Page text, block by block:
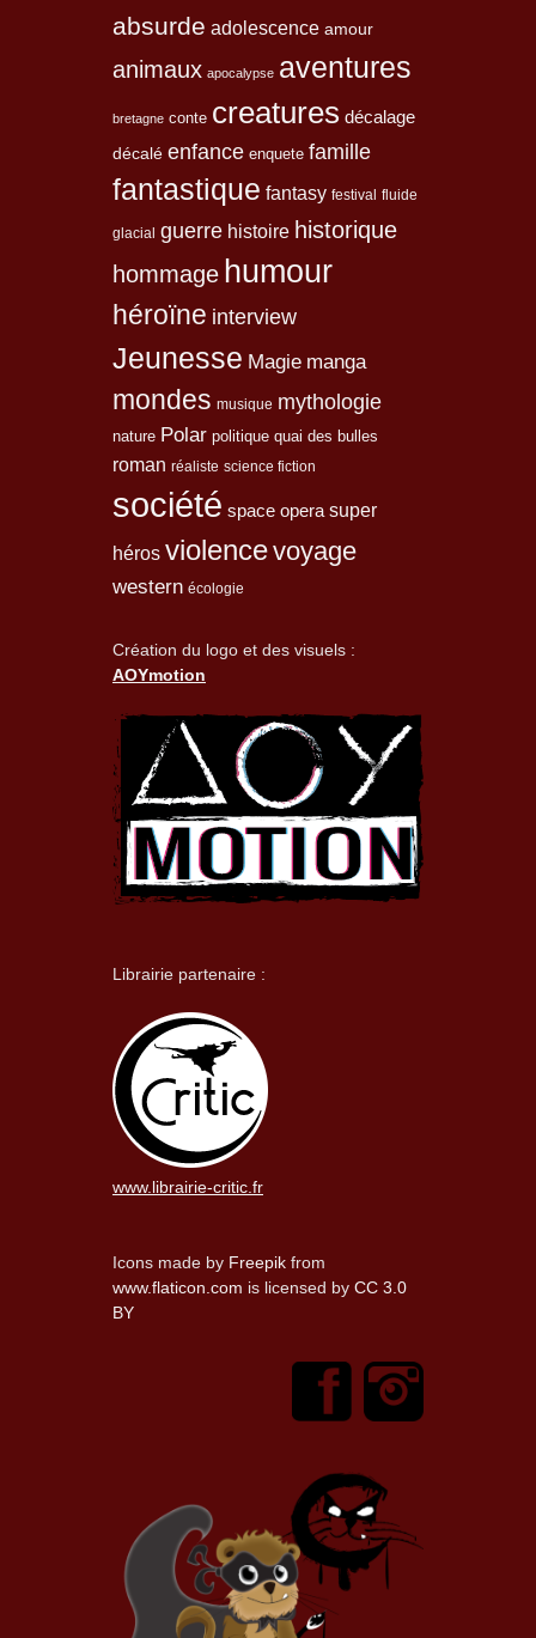
absurde adolescence amour
animaux apocalypse aventures
bretagne conte creatures décalage
décalé enfance enquete famille
fantastique fantasy festival fluide
glacial guerre histoire historique
hommage humour
héroïne interview
Jeunesse Magie manga
mondes musique mythologie
nature Polar politique quai des bulles
roman réaliste science fiction
société space opera super
héros violencevoyage
western écologie
Création du logo et des visuels :
AOYmotion
Librairie partenaire :
www.librairie-critic.fr
Icons made by Freepik from
www.flaticon.com is licensed by CC 3.0
BY